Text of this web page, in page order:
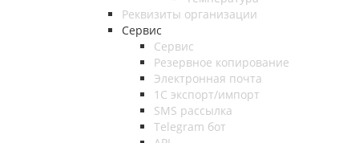
Реквизиты организации
Сервис
Сервис
Резервное копирование
Электронная почта
1С экспорт/импорт
SMS рассылка
Telegram бот